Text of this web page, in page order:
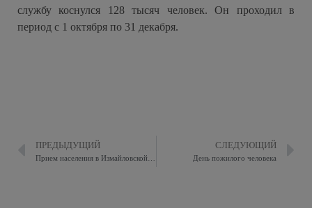
службу коснулся 128 тысяч человек. Он проходил в
период с 1 октября по 31 декабря.
ПРЕДЫДУЩИЙ СЛЕДУЮЩИЙ
День пожилого человека